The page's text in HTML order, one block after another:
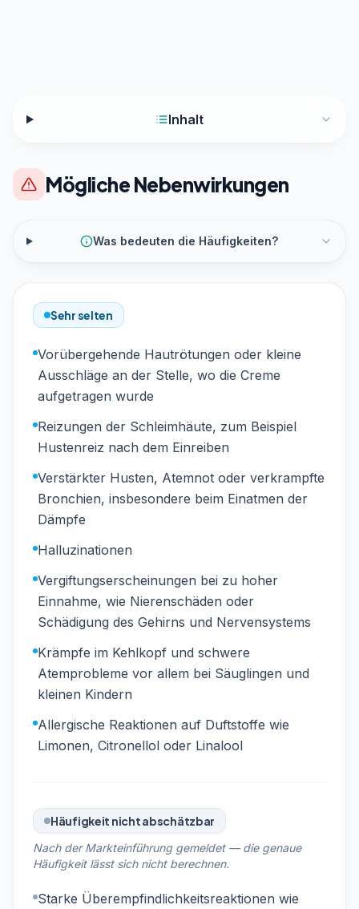
Inhalt
Mögliche Nebenwirkungen
Was bedeuten die Häufigkeiten?
Sehr selten
Vorübergehende Hautrötungen oder kleine
Ausschläge an der Stelle, wo die Creme
aufgetragen wurde
Reizungen der Schleimhäute, zum Beispiel
Hustenreiz nach dem Einreiben
Verstärkter Husten, Atemnot oder verkrampfte
Bronchien, insbesondere beim Einatmen der
Dämpfe
Halluzinationen
Vergiftungserscheinungen bei zu hoher
Einnahme, wie Nierenschäden oder
Schädigung des Gehirns und Nervensystems
Krämpfe im Kehlkopf und schwere
Atemprobleme vor allem bei Säuglingen und
kleinen Kindern
Allergische Reaktionen auf Duftstoffe wie
Limonen, Citronellol oder Linalool
Häufigkeit nicht abschätzbar
Nach der Markteinführung gemeldet — die genaue
Häufigkeit lässt sich nicht berechnen.
Starke Überempfindlichkeitsreaktionen wie